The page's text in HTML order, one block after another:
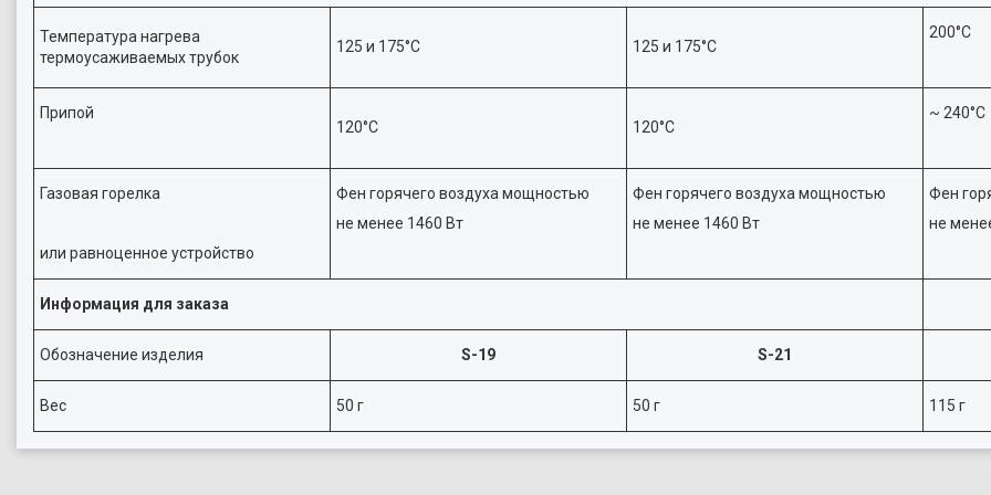
Температура нагрева
термоусаживаемых трубок
125 и 175°C 125 и 175°C
200°C
Припой
120°С
120°С
~ 240°С
Газовая горелка
или равноценное устройство
Фен горячего воздуха мощностью
не менее 1460 Вт
Фен горячего воздуха мощностью
не менее 1460 Вт
Фен
не
Информация для заказа
Обозначение изделия S-19 S-21
Вес 50 г 50 г 115 г